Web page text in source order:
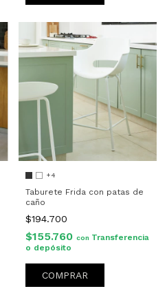
+4
Taburete Frida con patas de
caño
$194.700
$155.760 con Transferencia
o depósito
COMPRAR